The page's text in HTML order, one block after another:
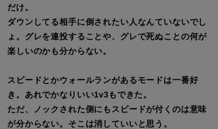
だけ。
ダウンしてる相手に倒されたい人なんていないでし
ょ。グレを連投することや、グレで死ぬことの何が
楽しいのかも分からない。
スピードとかウォールランがあるモードは一番好
き。あれでかなりいい1v3もできた。
ただ、ノックされた側にもスピードが付くのは意味
が分からない。そこは消していいと思う。